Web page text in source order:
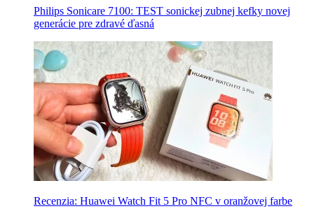
Philips Sonicare 7100: TEST sonickej zubnej kefky novej
generácie pre zdravé ďasná
Recenzia: Huawei Watch Fit 5 Pro NFC v oranžovej farbe